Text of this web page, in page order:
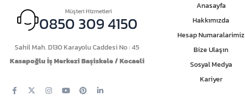
Müşteri Hizmetleri
0850 309 4150
Sahil Mah. D130 Karayolu Caddesi No : 45
Kasapoğlu İş Merkezi Başiskele / Kocaeli
Anasayfa
Hakkımızda
Hesap Numaralarimiz
Bize Ulaşın
Sosyal Medya
Kariyer